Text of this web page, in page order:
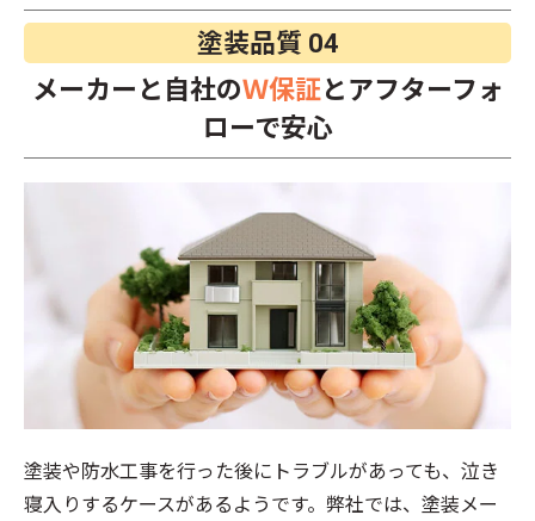
塗装品質 04
メーカーと自社のＷ保証とアフターフォ
ローで安心
塗装や防水工事を行った後にトラブルがあっても、泣き
寝入りするケースがあるようです。弊社では、塗装メー